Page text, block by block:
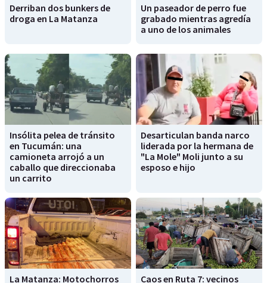
Derriban dos bunkers de
droga en La Matanza
Un paseador de perro fue
grabado mientras agredía
a uno de los animales
Insólita pelea de tránsito
en Tucumán: una
camioneta arrojó a un
caballo que direccionaba
un carrito
Desarticulan banda narco
liderada por la hermana de
"La Mole" Moli junto a su
esposo e hijo
La Matanza: Motochorros Caos en Ruta 7: vecinos